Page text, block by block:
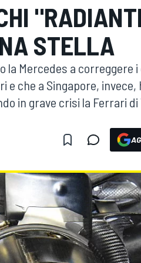
STELLA
la Mercedes a correggere
che a Singapore,
in grave crisi la Ferrari